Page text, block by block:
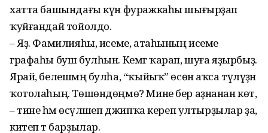
хатта башындағы күн фуражкаһы шығырҙап
ҡуйғандай тойолдо.
– Яҙ. Фамилияһы, исеме, атаһының исеме
графаһы буш булһын. Кемгә ҡарап, шуға яҙырбыҙ.
Ярай, белешмәң булһа, “ҡыйыҡ” өсөн аҡса түләүҙән
ҡотолаһың. Төшөндөңмө? Мине бер аҙнанан көт,
– тине һәм өсәүләшеп джипҡа кереп ултырҙылар ҙа,
китеп тә барҙылар.